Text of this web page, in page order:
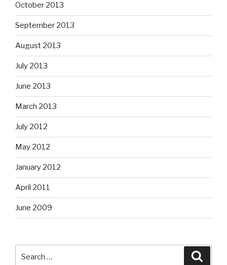
October 2013
September 2013
August 2013
July 2013
June 2013
March 2013
July 2012
May 2012
January 2012
April 2011
June 2009
for: